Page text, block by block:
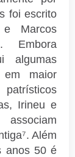
foi escrito
e Marcos
Embora
algumas
em maior
patrísticos
Irineu e
Além
anos 50 é